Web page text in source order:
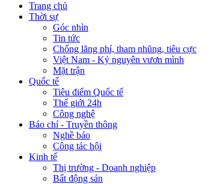
Trang chủ
Thời sự
Góc nhìn
Tin tức
Chống lãng phí, tham nhũng, tiêu cực
Việt Nam - Kỷ nguyên vươn mình
Mặt trận
Quốc tế
Tiêu điểm Quốc tế
Thế giới 24h
Công nghệ
Báo chí - Truyền thông
Nghề báo
Công tác hội
Kinh tế
Thị trường - Doanh nghiệp
Bất động sản